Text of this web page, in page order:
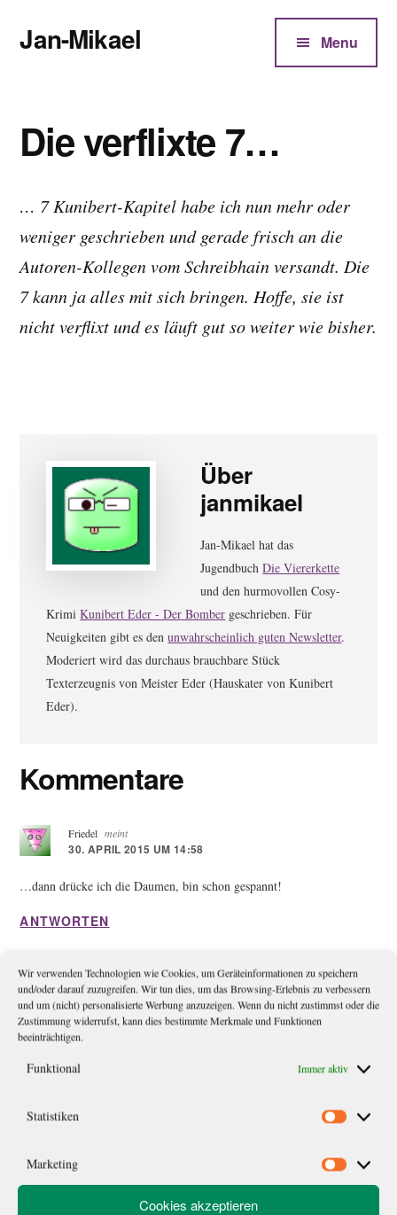
Wir verwenden Technologien wie Cookies, um Geräteinformationen zu speichern
und/oder darauf zuzugreifen. Wir tun dies, um das Browsing-Erlebnis zu verbessern
und um (nicht) personalisierte Werbung anzuzeigen. Wenn du nicht zustimmst oder die
Zustimmung widerrufst, kann dies bestimmte Merkmale und Funktionen
beeinträchtigen.
Funktional Immer aktiv
Statistiken
Marketing
Cookies akzeptieren
Inhalt
springen
menu
Jan-Mikael
Eder
Menu
Die verflixte 7…
… 7 Kunibert-Kapitel habe ich nun mehr oder
weniger geschrieben und gerade frisch an die
Autoren-Kollegen vom Schreibhain versandt. Die
7 kann ja alles mit sich bringen. Hoffe, sie ist
nicht verflixt und es läuft gut so weiter wie bisher.
Über
janmikael
Jan-Mikael hat das
JugendbuchDie Viererkette
und den hurmovollen Cosy-
KrimiKunibert Eder - Der Bomber geschrieben. Für
Neuigkeiten gibt es denunwahrscheinlich guten Newsletter.
Moderiert wird das durchaus brauchbare Stück
Texterzeugnis von Meister Eder (Hauskater von Kunibert
Eder).
Leser-
Kommentare
Friedel meint
30. APRIL 2015 UM 14:58
…dann drücke ich die Daumen, bin schon gespannt!
ANTWORTEN
JANMIKAEL meint
5. MAI 2015 UM 07:48
Danke =)
Schreibe einen Kommentar
Deine E-Mail-Adresse wird nicht veröffentlicht.